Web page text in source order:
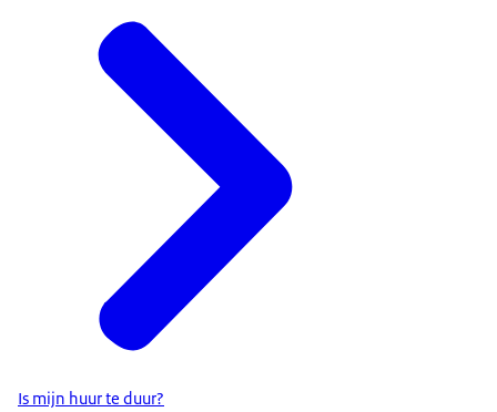
puntenaantal, dan moet de huur in sommige
gevallen direct omlaag. Let op: dit geldt ook voor
woningen van particuliere verhuurders,
studentenkamers en andere onzelfstandige
woonruimtes. Als verhuurders zich hier niet aan
houden, een boete krijgen. Wil je weten wat de
nieuwe wet voor jouw huurprijs betekent? Ga naar
ismijnhuurteduur.nl
Is mijn huur te duur?